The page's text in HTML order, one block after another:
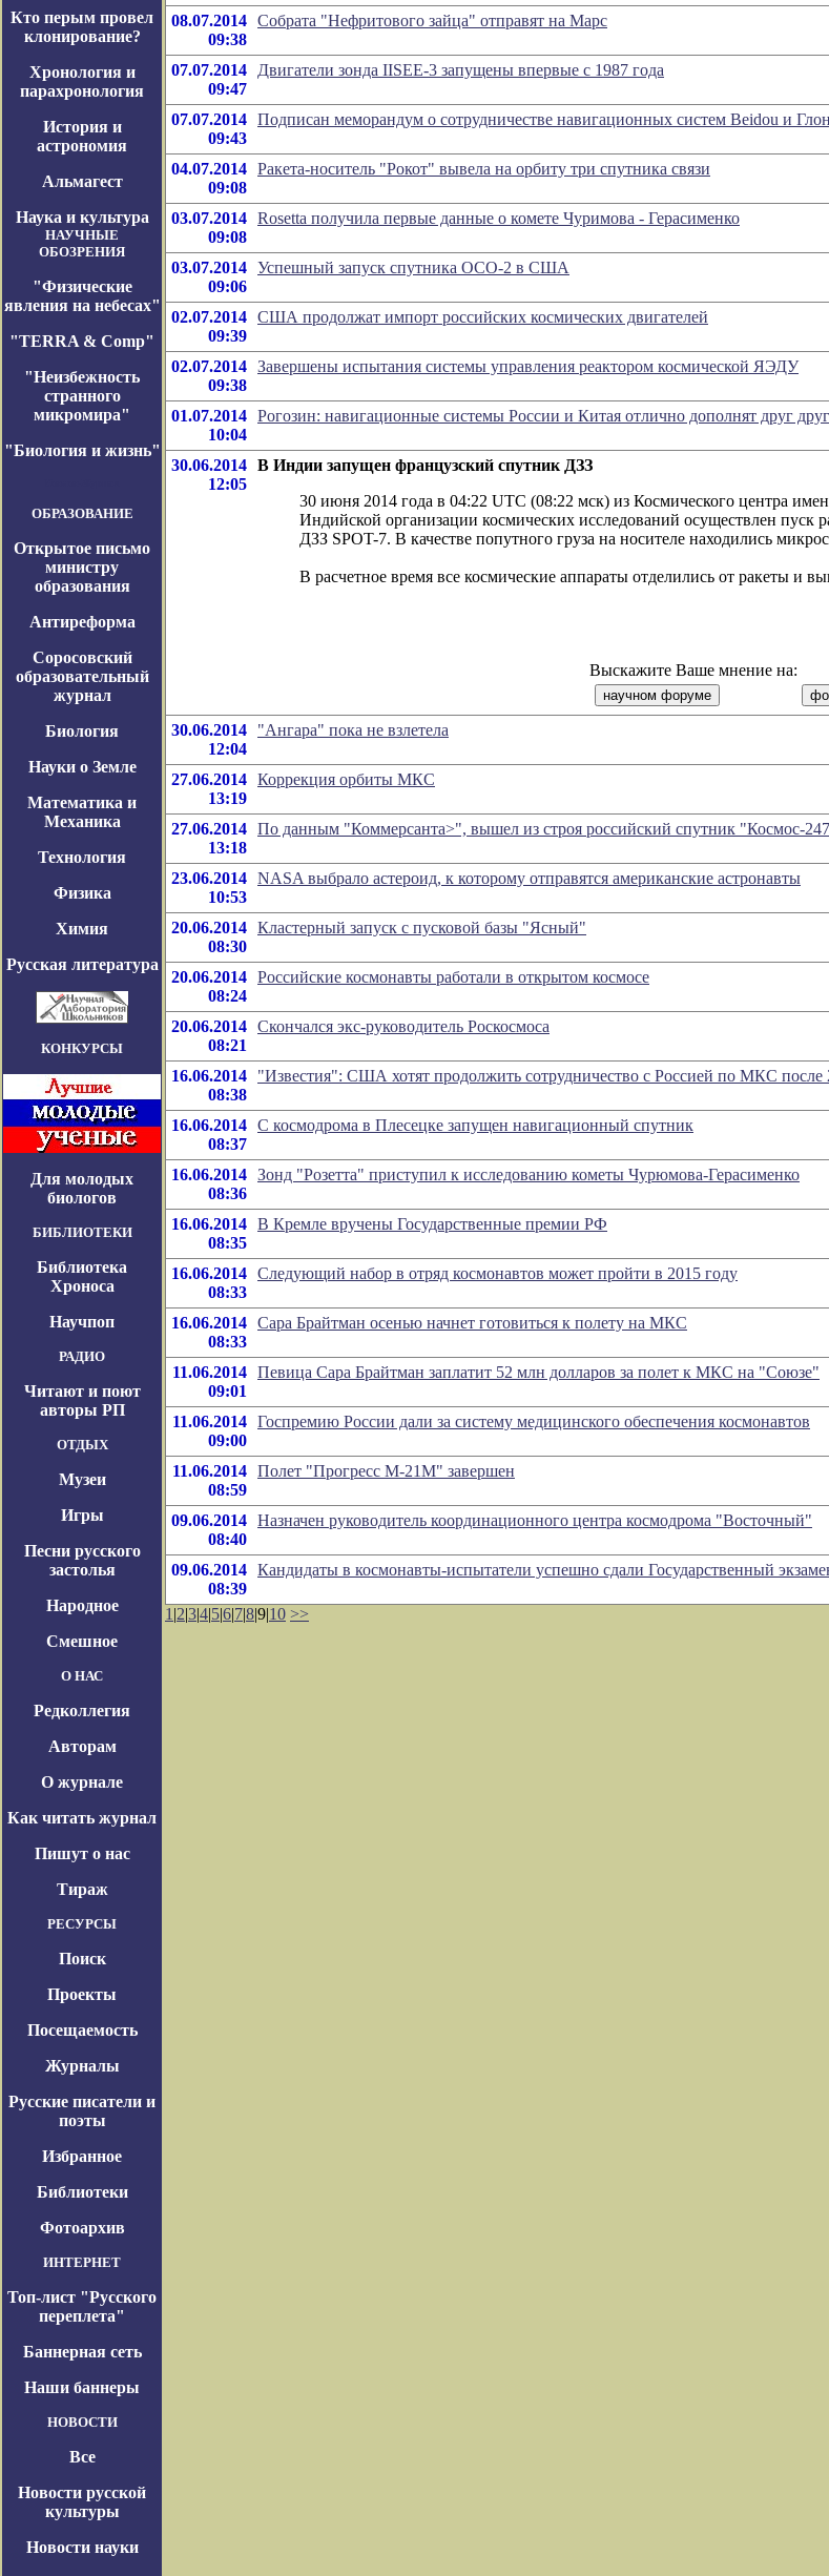
Кто перым провел
клонирование?
Хронология и
парахронология
История и
астрономия
Альмагест
Наука и культура
НАУЧНЫЕ
ОБОЗРЕНИЯ
"Физические
явления на небесах"
"TERRA & Comp"
"Неизбежность
странного
микромира"
"Биология и жизнь"
ОБРАЗОВАНИЕ
Открытое письмо
министру
образования
Антиреформа
Соросовский
образовательный
журнал
Биология
Науки о Земле
Математика и
Механика
Технология
Физика
Химия
Русская литература
КОНКУРСЫ
Для молодых
биологов
БИБЛИОТЕКИ
Библиотека
Хроноса
Научпоп
РАДИО
Читают и поют
авторы РП
ОТДЫХ
Музеи
Игры
Песни русского
застолья
Народное
Смешное
О НАС
Редколлегия
Авторам
О журнале
Как читать журнал
Пишут о нас
Тираж
РЕСУРСЫ
Поиск
Проекты
Посещаемость
Журналы
Русские писатели и
поэты
Избранное
Библиотеки
Фотоархив
ИНТЕРНЕТ
Топ-лист "Русского
переплета"
Баннерная сеть
Наши баннеры
НОВОСТИ
Все
Новости русской
культуры
Новости науки
08.07.2014
09:38
Собрата "Нефритового зайца" отправят на Марс
07.07.2014
09:47
Двигатели зонда IISEE-3 запущены впервые с 1987 года
07.07.2014
09:43
Подписан меморандум о сотрудничестве навигационных систем Beidou и
04.07.2014
09:08
Ракета-носитель "Рокот" вывела на орбиту три спутника связи
03.07.2014
09:08
Rosetta получила первые данные о комете Чуримова - Герасименко
03.07.2014
09:06
Успешный запуск спутника OCO-2 в США
02.07.2014
09:39
США продолжат импорт российских космических двигателей
02.07.2014
09:38
Завершены испытания системы управления реактором космической ЯЭДУ
01.07.2014
10:04
Рогозин: навигационные системы России и Китая отлично дополнят друг
30.06.2014
12:05
В Индии запущен французский спутник ДЗЗ
30 июня 2014 года в 04:22 UTC (08:22 мск) из Космического центра
Индийской организации космических исследований осуществлен пуск
ДЗЗ SPOT-7. В качестве попутного груза на носителе находились
В расчетное время все космические аппараты отделились от ракеты и
Выскажите Ваше мнение на:
30.06.2014
12:04
"Ангара" пока не взлетела
27.06.2014
13:19
Коррекция орбиты МКС
27.06.2014
13:18
По данным "Коммерсанта>", вышел из строя российский спутник "Космос-
23.06.2014
10:53
NASA выбрало астероид, к которому отправятся американские астронавты
20.06.2014
08:30
Кластерный запуск с пусковой базы "Ясный"
20.06.2014
08:24
Российские космонавты работали в открытом космосе
20.06.2014
08:21
Скончался экс-руководитель Роскосмоса
16.06.2014
08:38
"Известия": США хотят продолжить сотрудничество с Россией по МКС после
16.06.2014
08:37
С космодрома в Плесецке запущен навигационный спутник
16.06.2014
08:36
Зонд "Розетта" приступил к исследованию кометы Чурюмова-Герасименко
16.06.2014
08:35
В Кремле вручены Государственные премии РФ
16.06.2014
08:33
Следующий набор в отряд космонавтов может пройти в 2015 году
16.06.2014
08:33
Сара Брайтман осенью начнет готовиться к полету на МКС
11.06.2014
09:01
Певица Сара Брайтман заплатит 52 млн долларов за полет к МКС на "Союзе"
11.06.2014
09:00
Госпремию России дали за систему медицинского обеспечения космонавтов
11.06.2014
08:59
Полет "Прогресс М-21М" завершен
09.06.2014
08:40
Назначен руководитель координационного центра космодрома "Восточный"
09.06.2014
08:39
Кандидаты в космонавты-испытатели успешно сдали Государственный
1 |2|3|4|5|6|7|8|9|10 >>